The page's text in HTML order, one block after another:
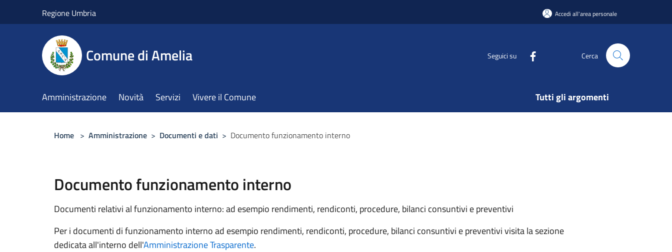
Regione Umbria Accedi all'area personale
Comune di Amelia Seguici su Cerca
Amministrazione Novità Servizi Vivere il Comune Tutti gli argomenti
Home > Amministrazione > Documenti e dati > Documento funzionamento interno
Documento funzionamento interno
Documenti relativi al funzionamento interno: ad esempio rendimenti, rendiconti, procedure, bilanci consuntivi e preventivi
Per i documenti di funzionamento interno ad esempio rendimenti, rendiconti, procedure, bilanci consuntivi e preventivi visita la sezione
dedicata all'interno dell'Amministrazione Trasparente.